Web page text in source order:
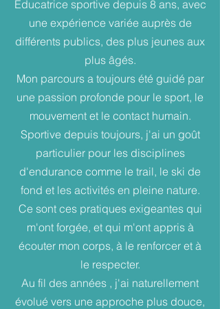
Educatrice sportive depuis 8 ans, avec
une expérience variée auprès de
différents publics, des plus jeunes aux
plus âgés.
Mon parcours a toujours été guidé par
une passion profonde pour le sport, le
mouvement et le contact humain.
Sportive depuis toujours, j'ai un goût
particulier pour les disciplines
d'endurance comme le trail, le ski de
fond et les activités en pleine nature.
Ce sont ces pratiques exigeantes qui
m'ont forgée, et qui m'ont appris à
écouter mon corps, à le renforcer et à
le respecter.
Au fil des années , j'ai naturellement
évolué vers une approche plus douce,